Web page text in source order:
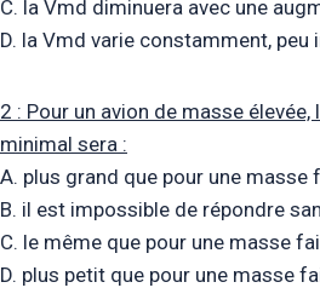
C. la Vmd diminuera avec une
D. la Vmd varie constamment, peu
2 : Pour un avion de masse élevée,
minimal sera :
A. plus grand que pour une masse
B. il est impossible de répondre
C. le même que pour une masse
D. plus petit que pour une masse